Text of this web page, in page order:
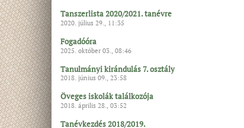
Tanszerlista 2020/2021. tanévre
2020. július 29., 11:35
Fogadóóra
2025. október 03., 08:46
Tanulmányi kirándulás 7. osztály
2018. június 09., 23:58
Öveges iskolák találkozója
2018. április 28., 03:52
Tanévkezdés 2018/2019.